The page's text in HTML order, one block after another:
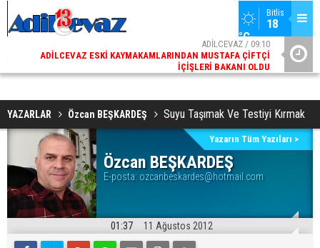
Bitlis
18
°C
ADİLCEVAZ / 09:10
ADILCEVAZ ESKI KAYMAKAMLARINDAN MUSTAFA ÇIFTÇI
İÇIŞLERI BAKANI OLDU
YAZARLAR Özcan BEŞKARDEŞ Suyu Taşımak Ve Testiyi Kırmak
Özcan BEŞKARDEŞ
E-posta: ozcanbeskardes@hotmail.com
Yazarın Tüm Yazıları >
01:37 11 Ağustos 2012